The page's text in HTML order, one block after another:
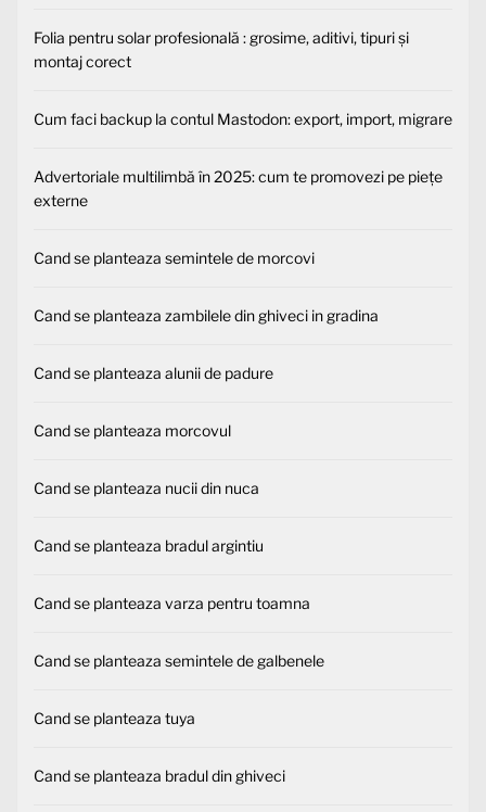
Folia pentru solar profesională : grosime, aditivi, tipuri și
montaj corect
Cum faci backup la contul Mastodon: export, import, migrare
Advertoriale multilimbă în 2025: cum te promovezi pe piețe
externe
Cand se planteaza semintele de morcovi
Cand se planteaza zambilele din ghiveci in gradina
Cand se planteaza alunii de padure
Cand se planteaza morcovul
Cand se planteaza nucii din nuca
Cand se planteaza bradul argintiu
Cand se planteaza varza pentru toamna
Cand se planteaza semintele de galbenele
Cand se planteaza tuya
Cand se planteaza bradul din ghiveci